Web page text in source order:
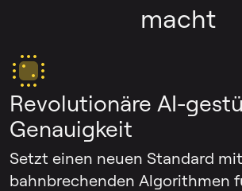
macht
Revolutionäre AI-
Genauigkeit
Setzt einen neuen Standard mit
bahnbrechenden Algorithmen